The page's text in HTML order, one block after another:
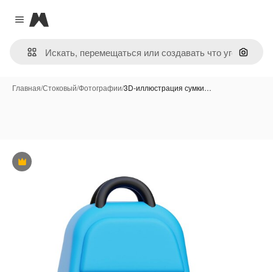
Close menu
Magnific
Поиск
Главная/Стоковый/Фотографии/3D-иллюстрация сумки…
Премиум